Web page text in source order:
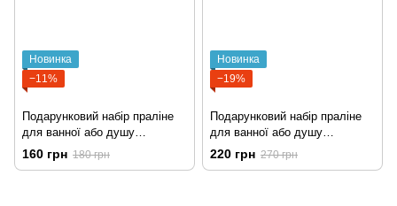
Новинка
−11%
Подарунковий набір праліне
для ванної або душу
"Лавандовий капкейк", 4 шт.
160 грн 180 грн
Новинка
−19%
Подарунковий набір праліне
для ванної або душу
"Лавандовий капкейк", 6 шт.
220 грн 270 грн